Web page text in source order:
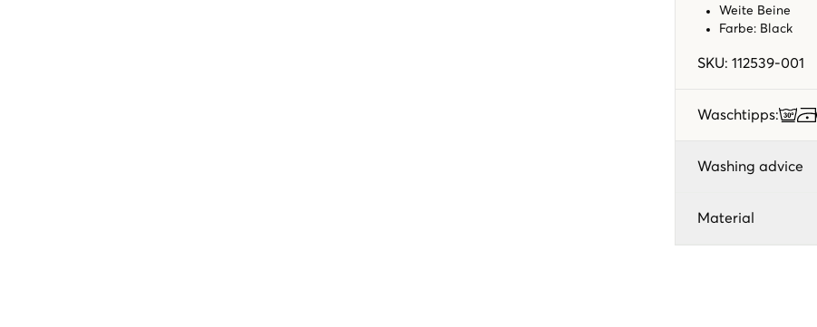
Weite Beine
Farbe: Black
SKU: 112539-001
Waschtipps:
Washing advice
Material